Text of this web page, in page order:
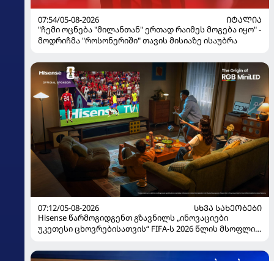
07:54/05-08-2026
ᲘᲢᲐᲚᲘᲐ
"ჩემი ოცნება "მილანთან" ერთად რაიმეს მოგება იყო" -
მოდრიჩმა "როსონერიში" თავის მისიაზე ისაუბრა
07:12/05-08-2026
ᲡᲮᲕᲐ ᲡᲐᲮᲔᲝᲑᲔᲑᲘ
Hisense წარმოგიდგენთ გზავნილს „ინოვაციები
უკეთესი ცხოვრებისათვის“ FIFA-ს 2026 წლის მსოფლიო